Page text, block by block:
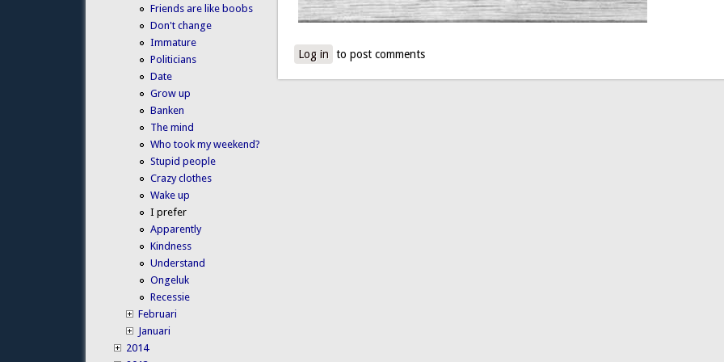
Log in to post comments
Friends are like boobs
Don't change
Immature
Politicians
Date
Grow up
Banken
The mind
Who took my weekend?
Stupid people
Crazy clothes
Wake up
I prefer
Apparently
Kindness
Understand
Ongeluk
Recessie
Februari
Januari
2014